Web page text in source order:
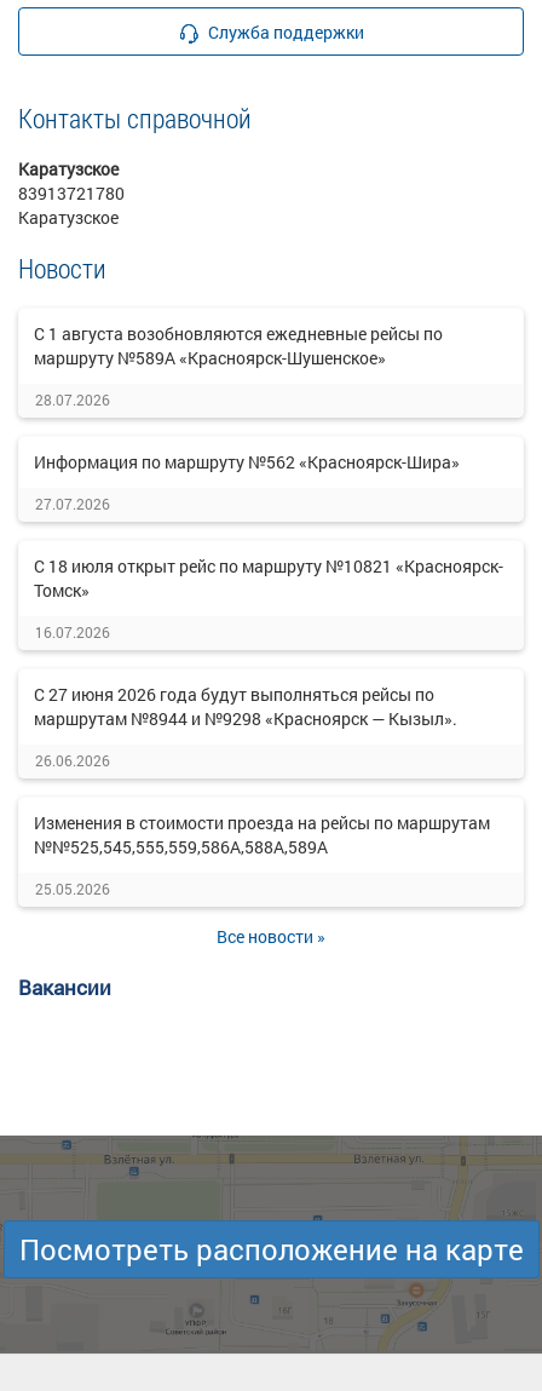
Служба поддержки
Контакты справочной
Каратузское
83913721780
Каратузское
Новости
С 1 августа возобновляются ежедневные рейсы по
маршруту №589А «Красноярск-Шушенское»
28.07.2026
Информация по маршруту №562 «Красноярск-Шира»
27.07.2026
С 18 июля открыт рейс по маршруту №10821 «Красноярск-
Томск»
16.07.2026
С 27 июня 2026 года будут выполняться рейсы по
маршрутам №8944 и №9298 «Красноярск — Кызыл».
26.06.2026
Изменения в стоимости проезда на рейсы по маршрутам
№№525,545,555,559,586А,588А,589А
25.05.2026
Все новости »
Вакансии
Посмотреть расположение на карте